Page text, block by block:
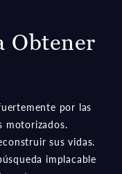
por las
sus vidas.
implacable
estamos
a obtener los